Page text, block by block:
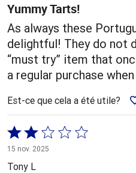
Yummy Tarts!
As always these
delightful! They do not
“must try” item that
a regular purchase
Est-ce que cela a été utile?
Coté
2 sur
5
15 nov. 2025
Tony L